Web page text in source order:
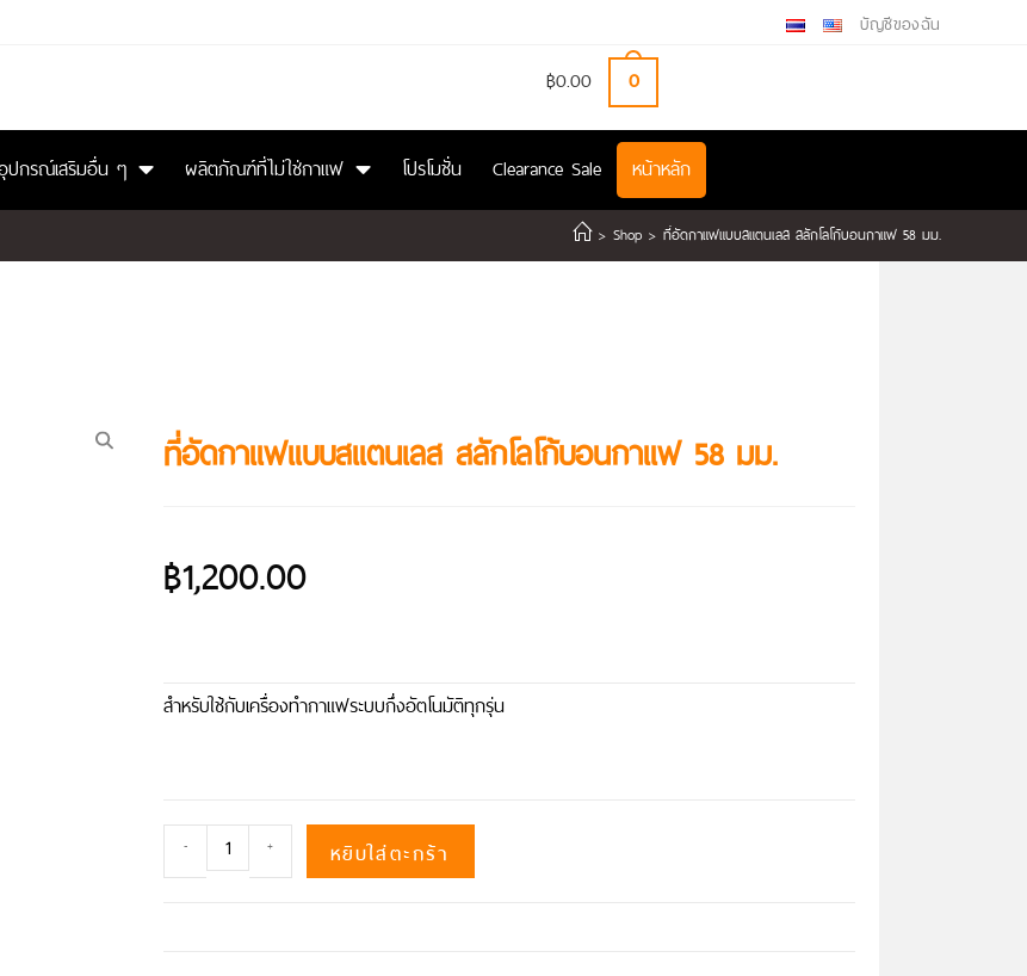
บัญชีของฉัน
฿0.00 0
ปกรณ์เสริมอื่น ๆ ผลิตภัณฑ์ที่ไม่ใช่กาแฟ โปรโมชั่น Clearance Sale หน้าหลัก
> Shop > ที่อัดกาแฟแบบสแตนเลส สลักโลโก้บอนกาแฟ 58 มม.
ที่อัดกาแฟแบบสแตนเลส สลักโลโก้บอนกาแฟ 58 มม.
฿1,200.00
สำหรับใช้กับเครื่องทำกาแฟระบบกึ่งอัตโนมัติทุกรุ่น
- + หยิบใส่ตะกร้า